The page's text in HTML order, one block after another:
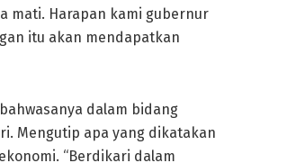
mati. Harapan kami gubernur
itu akan mendapatkan
dalam bidang
Mengutip apa yang dikatakan
“Berdikari dalam